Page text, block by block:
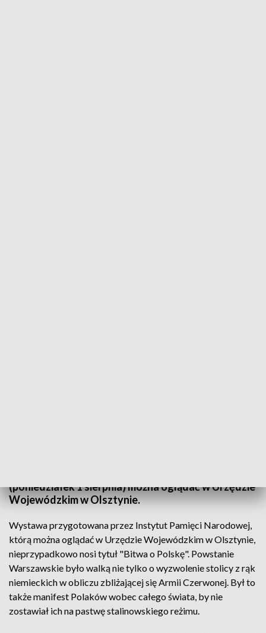
(poniedziałek 1 sierpnia) można oglądać w Urzędzie
Wojewódzkim w Olsztynie.
Wystawa przygotowana przez Instytut Pamięci Narodowej,
którą można oglądać w Urzędzie Wojewódzkim w Olsztynie,
nieprzypadkowo nosi tytuł "Bitwa o Polskę". Powstanie
Warszawskie było walką nie tylko o wyzwolenie stolicy z rąk
niemieckich w obliczu zbliżającej się Armii Czerwonej. Był to
także manifest Polaków wobec całego świata, by nie
zostawiał ich na pastwę stalinowskiego reżimu.